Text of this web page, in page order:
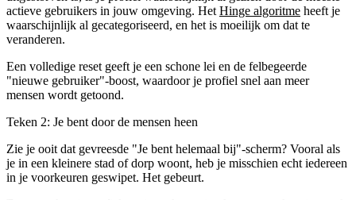
actieve gebruikers in jouw omgeving. Het Hinge algoritme heeft je
waarschijnlijk al gecategoriseerd, en het is moeilijk om dat te
veranderen.
Een volledige reset geeft je een schone lei en de felbegeerde
"nieuwe gebruiker"-boost, waardoor je profiel snel aan meer
mensen wordt getoond.
Teken 2: Je bent door de mensen heen
Zie je ooit dat gevreesde "Je bent helemaal bij"-scherm? Vooral als
je in een kleinere stad of dorp woont, heb je misschien echt iedereen
in je voorkeuren geswipet. Het gebeurt.